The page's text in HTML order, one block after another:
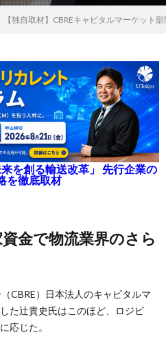
【独自取材】CBREキャピタルマーケット
を創る輸送改革」 先行企業の
を徹底取材
CBRE）日本法人のキャピタルマ
た辻貴史氏はこのほど、ロジビ
応じた。